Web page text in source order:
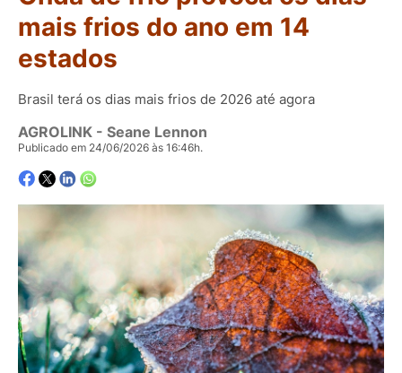
mais frios do ano em 14
estados
Brasil terá os dias mais frios de 2026 até agora
AGROLINK - Seane Lennon
Publicado em 24/06/2026 às 16:46h.